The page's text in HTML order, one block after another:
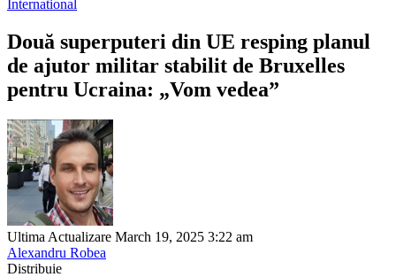
International
Două superputeri din UE resping planul
de ajutor militar stabilit de Bruxelles
pentru Ucraina: „Vom vedea”
Ultima Actualizare March 19, 2025 3:22 am
Alexandru Robea
Distribuie